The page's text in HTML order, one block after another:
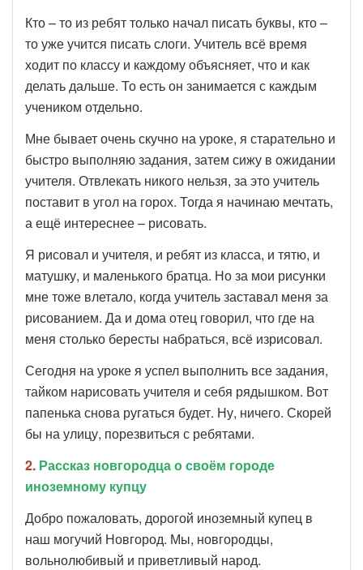
Кто – то из ребят только начал писать буквы, кто –
то уже учится писать слоги. Учитель всё время
ходит по классу и каждому объясняет, что и как
делать дальше. То есть он занимается с каждым
учеником отдельно.
Мне бывает очень скучно на уроке, я старательно и
быстро выполняю задания, затем сижу в ожидании
учителя. Отвлекать никого нельзя, за это учитель
поставит в угол на горох. Тогда я начинаю мечтать,
а ещё интереснее – рисовать.
Я рисовал и учителя, и ребят из класса, и тятю, и
матушку, и маленького братца. Но за мои рисунки
мне тоже влетало, когда учитель заставал меня за
рисованием. Да и дома отец говорил, что где на
меня столько бересты набраться, всё изрисовал.
Сегодня на уроке я успел выполнить все задания,
тайком нарисовать учителя и себя рядышком. Вот
папенька снова ругаться будет. Ну, ничего. Скорей
бы на улицу, порезвиться с ребятами.
2. Рассказ новгородца о своём городе
иноземному купцу
Добро пожаловать, дорогой иноземный купец в
наш могучий Новгород. Мы, новгородцы,
вольнолюбивый и приветливый народ.